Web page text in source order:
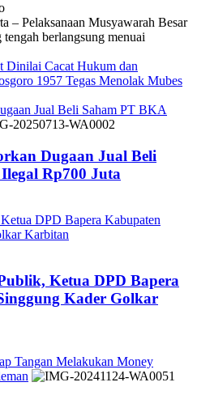
Pelaksanaan Musyawarah Besar
berlangsung menuai
Dinilai Cacat Hukum dan
1957 Tegas Menolak Mubes
Jual Beli Saham PT BKA
Dugaan Jual Beli
Rp700 Juta
DPD Bapera Kabupaten
Karbitan
Ketua DPD Bapera
Kader Golkar
Tangan Melakukan Money